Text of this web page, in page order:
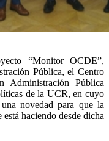
“Monitor OCDE”,
Pública, el Centro
Administración Pública
de la UCR, en cuyo
novedad para que la
haciendo desde dicha